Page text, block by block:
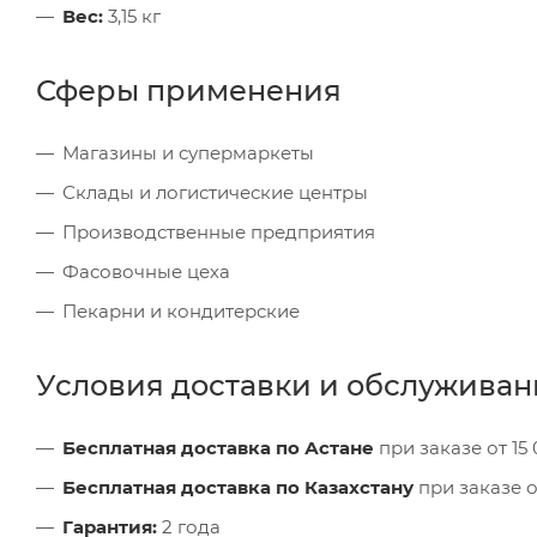
Вес: 3,15 кг
Сферы применения
Магазины и супермаркеты
Склады и логистические центры
Производственные предприятия
Фасовочные цеха
Пекарни и кондитерские
Условия доставки и
Бесплатная доставка по Астане при заказе от 15
Бесплатная доставка по Казахстану при заказе
Гарантия: 2 года